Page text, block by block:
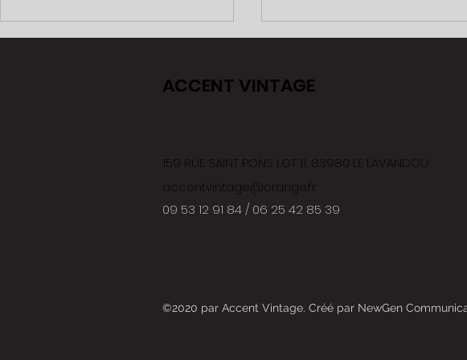
ACCENT VINTAGE
159 RUE SAINT PONS LOT 11, 83980 LE LAVANDOU
accentvintage@orange.fr
09 53 12 91 84 / 06 25 42 85 39
©2020 par Accent Vintage. Créé par NewGen